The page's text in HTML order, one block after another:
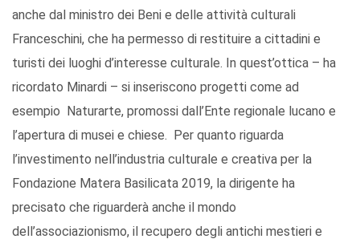
anche dal ministro dei Beni e delle attività culturali
Franceschini, che ha permesso di restituire a cittadini e
turisti dei luoghi d’interesse culturale. In quest’ottica – ha
ricordato Minardi – si inseriscono progetti come ad
esempio Naturarte, promossi dall’Ente regionale lucano e
l’apertura di musei e chiese. Per quanto riguarda
l’investimento nell’industria culturale e creativa per la
Fondazione Matera Basilicata 2019, la dirigente ha
precisato che riguarderà anche il mondo
dell’associazionismo, il recupero degli antichi mestieri e